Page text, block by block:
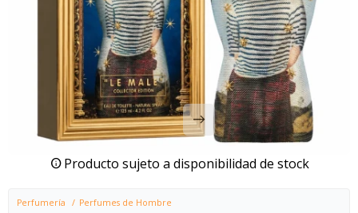
Producto sujeto a disponibilidad de stock
Perfumería Perfumes de Hombre